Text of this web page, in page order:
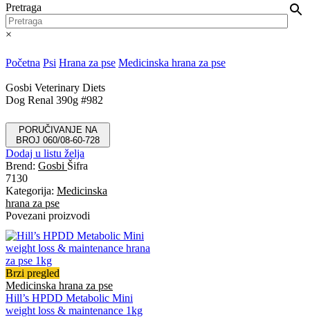
Pretraga
×
Početna Psi Hrana za pse Medicinska hrana za pse
Gosbi Veterinary Diets
Dog Renal 390g #982
PORUČIVANJE NA
BROJ 060/08-60-728
Dodaj u listu želja
Brend: Gosbi Šifra
7130
Kategorija: Medicinska
hrana za pse
Povezani proizvodi
Brzi pregled
Medicinska hrana za pse
Hill’s HPDD Metabolic Mini
weight loss & maintenance 1kg